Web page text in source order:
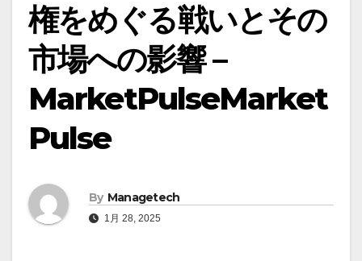
権をめぐる戦いとその
市場への影響 –
MarketPulseMarket
Pulse
By Managetech
1月 28, 2025